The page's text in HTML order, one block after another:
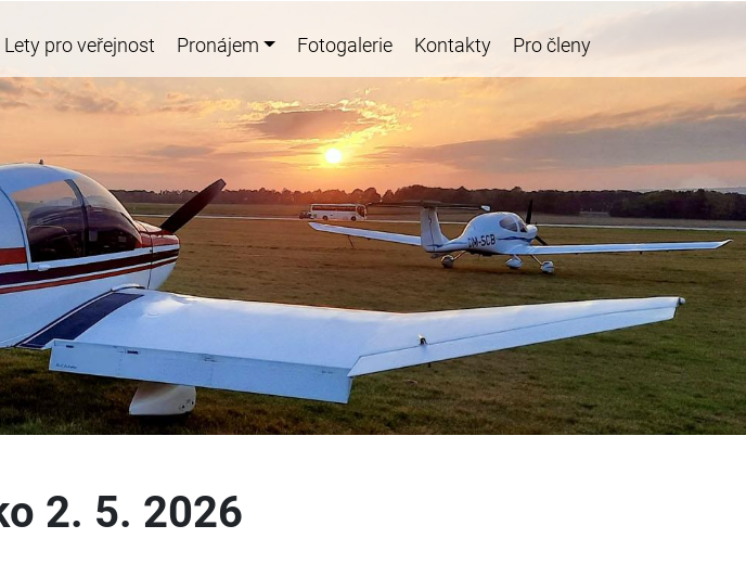
Lety pro veřejnost Pronájem Fotogalerie Kontakty Pro členy
2. 5. 2026